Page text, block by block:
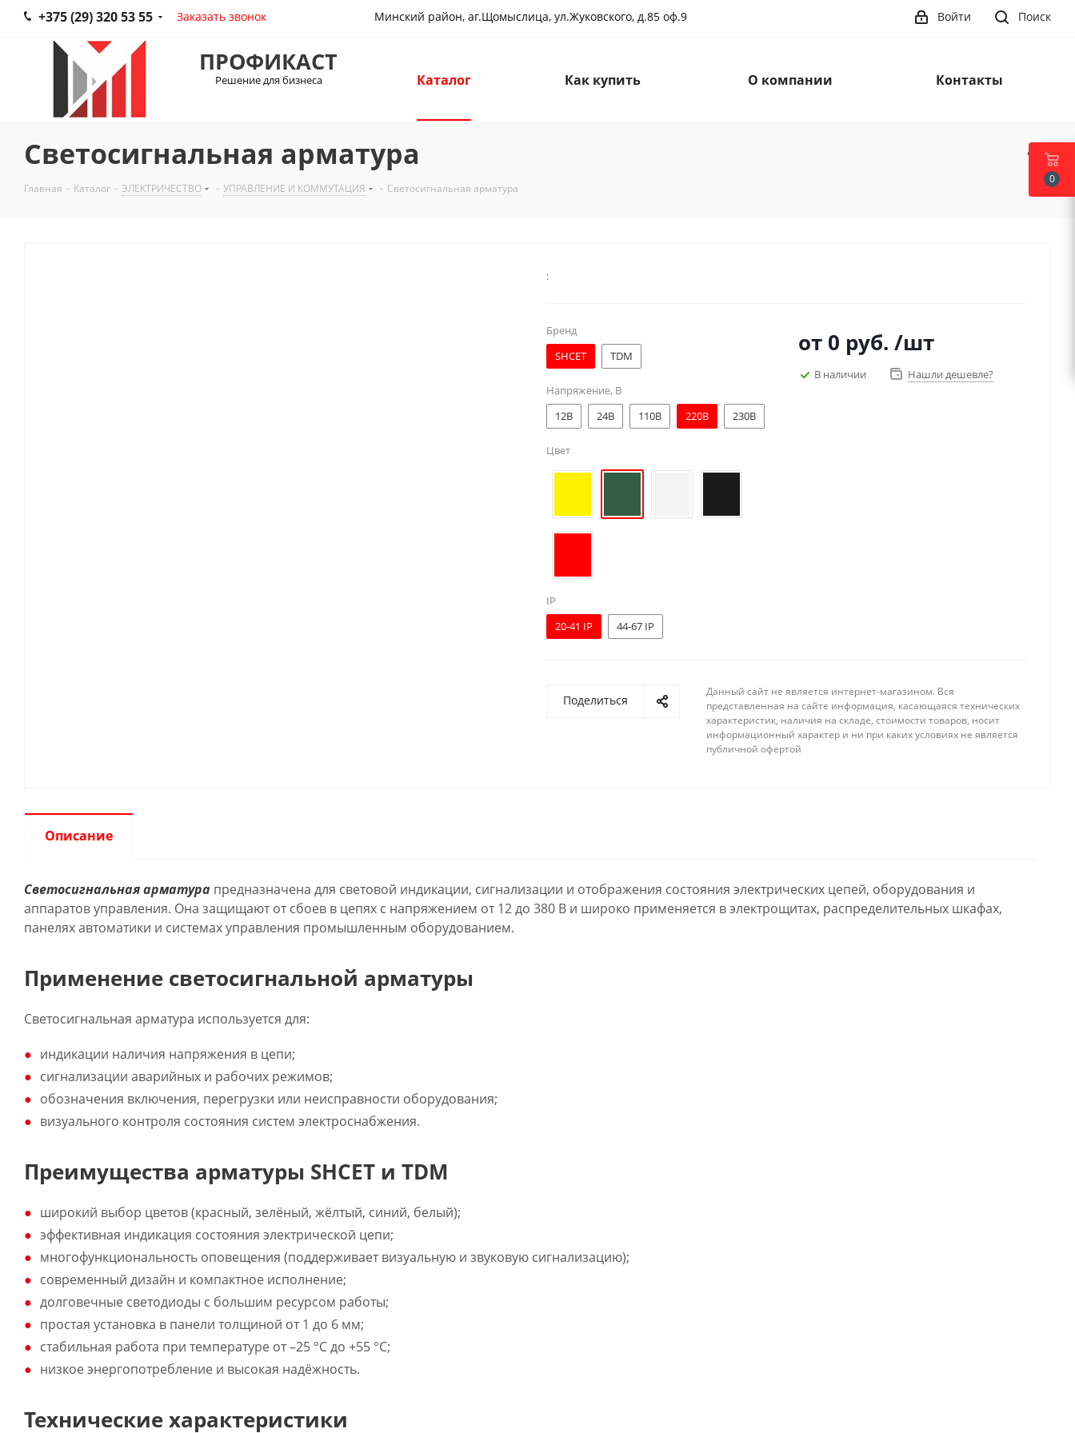
+375 (29) 320 53 55 Заказать звонок Минский район, аг.Щомыслица, ул.Жуковского, д.85 оф.9 Поиск
Войти
ПРОФИКАСТ
Решение для бизнеса Каталог Как купить О компании Контакты
Светосигнальная арматура
Главная - Каталог - ЭЛЕКТРИЧЕСТВО - УПРАВЛЕНИЕ И КОММУТАЦИЯ - Светосигнальная арматура
:
Бренд
SHCET
TDM
Напряжение, В
12В
24В 110В 220В 230В
Цвет
IP
20-41 IP
44-67 IP
от 0 руб. /шт
В наличии Нашли дешевле?
Поделиться
Данный сайт не является интернет-магазином. Вся
представленная на сайте информация, касающаяся технических
характеристик, наличия на складе, стоимости товаров, носит
информационный характер и ни при каких условиях не является
публичной офертой
Описание
Светосигнальная арматура предназначена для световой индикации, сигнализации и отображения состояния электрических цепей, оборудования и
аппаратов управления. Она защищают от сбоев в цепях с напряжением от 12 до 380 В и широко применяется в электрощитах, распределительных шкафах,
панелях автоматики и системах управления промышленным оборудованием.
Применение светосигнальной арматуры
Светосигнальная арматура используется для:
индикации наличия напряжения в цепи;
сигнализации аварийных и рабочих режимов;
обозначения включения, перегрузки или неисправности оборудования;
визуального контроля состояния систем электроснабжения.
Преимущества арматуры SHCET и TDM
широкий выбор цветов (красный, зелёный, жёлтый, синий, белый);
эффективная индикация состояния электрической цепи;
многофункциональность оповещения (поддерживает визуальную и звуковую сигнализацию);
современный дизайн и компактное исполнение;
долговечные светодиоды с большим ресурсом работы;
простая установка в панели толщиной от 1 до 6 мм;
стабильная работа при температуре от –25 °С до +55 °С;
низкое энергопотребление и высокая надёжность.
Технические характеристики
0